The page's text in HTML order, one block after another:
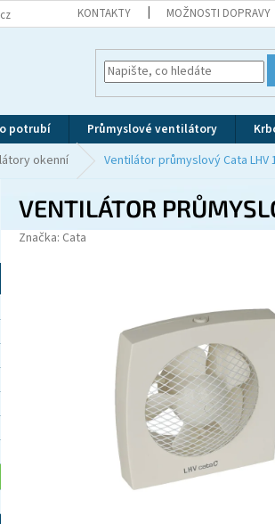
KONTAKTY MOŽNOSTI DOPRAVY
potrubí Průmyslové ventilátory
okenní Ventilátor průmyslový Cata LHV
VENTILÁTOR
Značka: Cata